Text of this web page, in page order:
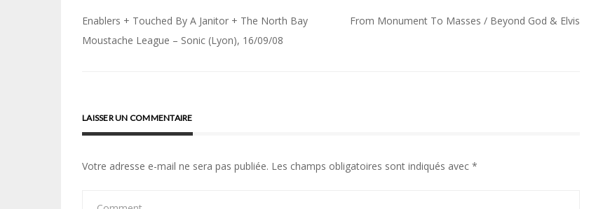
Navigation
de
Enablers + Touched By A Janitor + The North Bay
Moustache League – Sonic (Lyon), 16/09/08
From Monument To Masses / Beyond God & Elvis
LAISSER UN COMMENTAIRE
Votre adresse e-mail ne sera pas publiée. Les champs obligatoires sont indiqués avec *